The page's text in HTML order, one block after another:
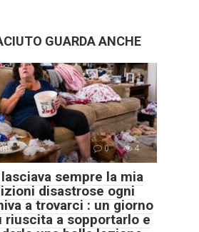
GUARDA ANCHE
0 4
sempre la mia
disastrose ogni
a trovarci : un giorno
riuscita a sopportarlo e